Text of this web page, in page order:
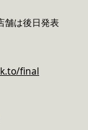
舗は後日発表
final